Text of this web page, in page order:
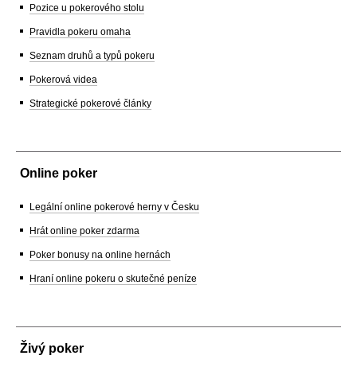
Pozice u pokerového stolu
Pravidla pokeru omaha
Seznam druhů a typů pokeru
Pokerová videa
Strategické pokerové články
Online poker
Legální online pokerové herny v Česku
Hrát online poker zdarma
Poker bonusy na online hernách
Hraní online pokeru o skutečné peníze
Živý poker